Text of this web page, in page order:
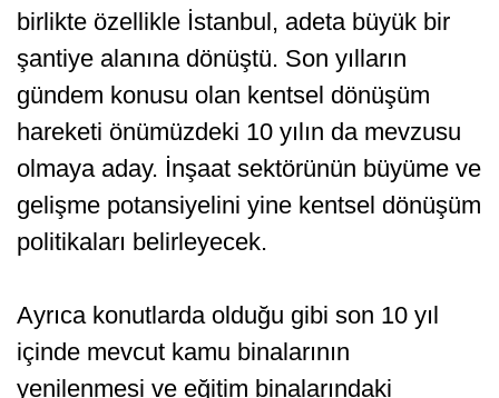
birlikte özellikle İstanbul, adeta büyük bir
şantiye alanına dönüştü. Son yılların
gündem konusu olan kentsel dönüşüm
hareketi önümüzdeki 10 yılın da mevzusu
olmaya aday. İnşaat sektörünün büyüme ve
gelişme potansiyelini yine kentsel dönüşüm
politikaları belirleyecek.
Ayrıca konutlarda olduğu gibi son 10 yıl
içinde mevcut kamu binalarının
yenilenmesi ve eğitim binalarındaki